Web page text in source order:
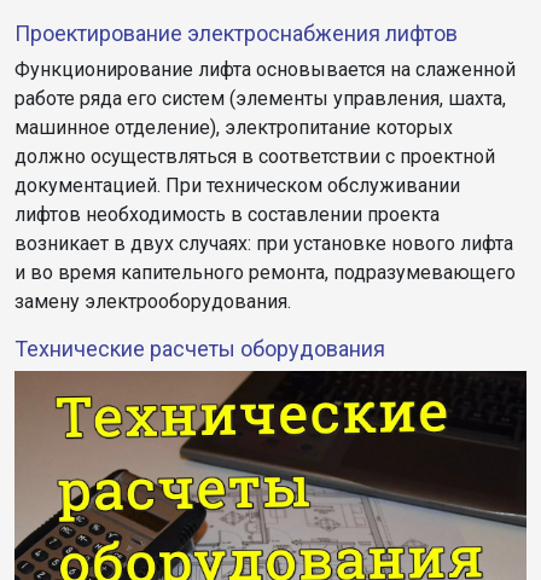
Проектирование электроснабжения лифтов
Функционирование лифта основывается на слаженной
работе ряда его систем (элементы управления, шахта,
машинное отделение), электропитание которых
должно осуществляться в соответствии с проектной
документацией. При техническом обслуживании
лифтов необходимость в составлении проекта
возникает в двух случаях: при установке нового лифта
и во время капительного ремонта, подразумевающего
замену электрооборудования.
Технические расчеты оборудования